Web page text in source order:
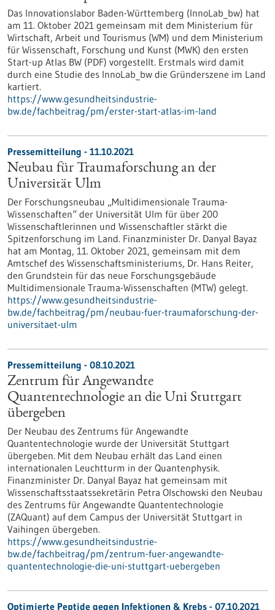
Das Innovationslabor Baden-Württemberg (InnoLab_bw) hat
am 11. Oktober 2021 gemeinsam mit dem Ministerium für
Wirtschaft, Arbeit und Tourismus (WM) und dem Ministerium
für Wissenschaft, Forschung und Kunst (MWK) den ersten
Start-up Atlas BW (PDF) vorgestellt. Erstmals wird damit
durch eine Studie des InnoLab_bw die Gründerszene im Land
kartiert.
https://www.gesundheitsindustrie-
bw.de/fachbeitrag/pm/erster-start-atlas-im-land
Pressemitteilung - 11.10.2021
Neubau für Traumaforschung an der
Universität Ulm
Der Forschungsneubau „Multidimensionale Trauma-
Wissenschaften“ der Universität Ulm für über 200
Wissenschaftlerinnen und Wissenschaftler stärkt die
Spitzenforschung im Land. Finanzminister Dr. Danyal Bayaz
hat am Montag, 11. Oktober 2021, gemeinsam mit dem
Amtschef des Wissenschaftsministeriums, Dr. Hans Reiter,
den Grundstein für das neue Forschungsgebäude
Multidimensionale Trauma-Wissenschaften (MTW) gelegt.
https://www.gesundheitsindustrie-
bw.de/fachbeitrag/pm/neubau-fuer-traumaforschung-der-
universitaet-ulm
Pressemitteilung - 08.10.2021
Zentrum für Angewandte
Quantentechnologie an die Uni Stuttgart
übergeben
Der Neubau des Zentrums für Angewandte
Quantentechnologie wurde der Universität Stuttgart
übergeben. Mit dem Neubau erhält das Land einen
internationalen Leuchtturm in der Quantenphysik.
Finanzminister Dr. Danyal Bayaz hat gemeinsam mit
Wissenschaftsstaatssekretärin Petra Olschowski den Neubau
des Zentrums für Angewandte Quantentechnologie
(ZAQuant) auf dem Campus der Universität Stuttgart in
Vaihingen übergeben.
https://www.gesundheitsindustrie-
bw.de/fachbeitrag/pm/zentrum-fuer-angewandte-
quantentechnologie-die-uni-stuttgart-uebergeben
Optimierte Peptide gegen Infektionen & Krebs - 07.10.2021